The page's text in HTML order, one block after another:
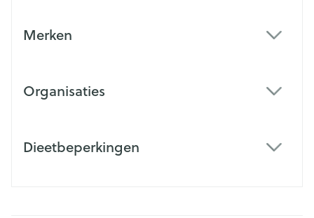
Merken
Organisaties
Dieetbeperkingen